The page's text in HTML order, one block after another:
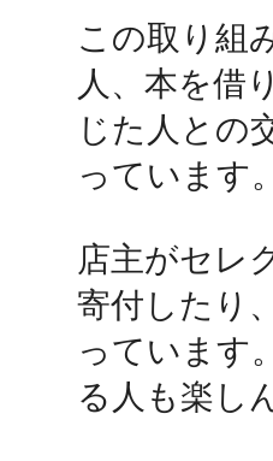
この取り組
人、本を借
じた人との
っています。
店主がセレ
寄付したり
っています
る人も楽し